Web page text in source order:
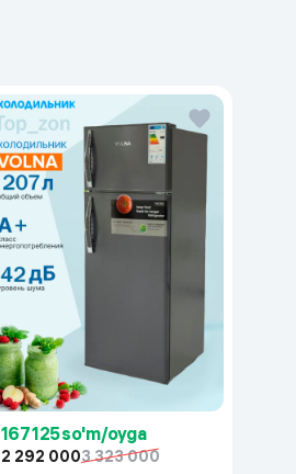
167 125 so'm/oyga
2 292 0003 323 000